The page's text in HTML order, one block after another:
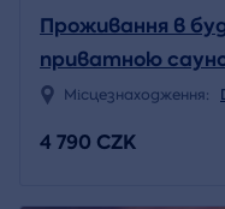
Проживання в
приватною
Місцезнаходження:
4 790 CZK